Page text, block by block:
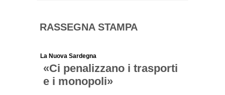
RASSEGNA STAMPA
La Nuova Sardegna
«Ci penalizzano i trasporti
e i monopoli»